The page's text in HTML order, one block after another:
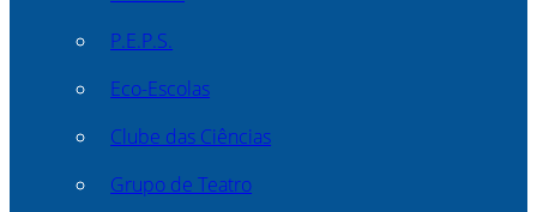
P.E.P.S.
Eco-Escolas
Clube das Ciências
Grupo de Teatro